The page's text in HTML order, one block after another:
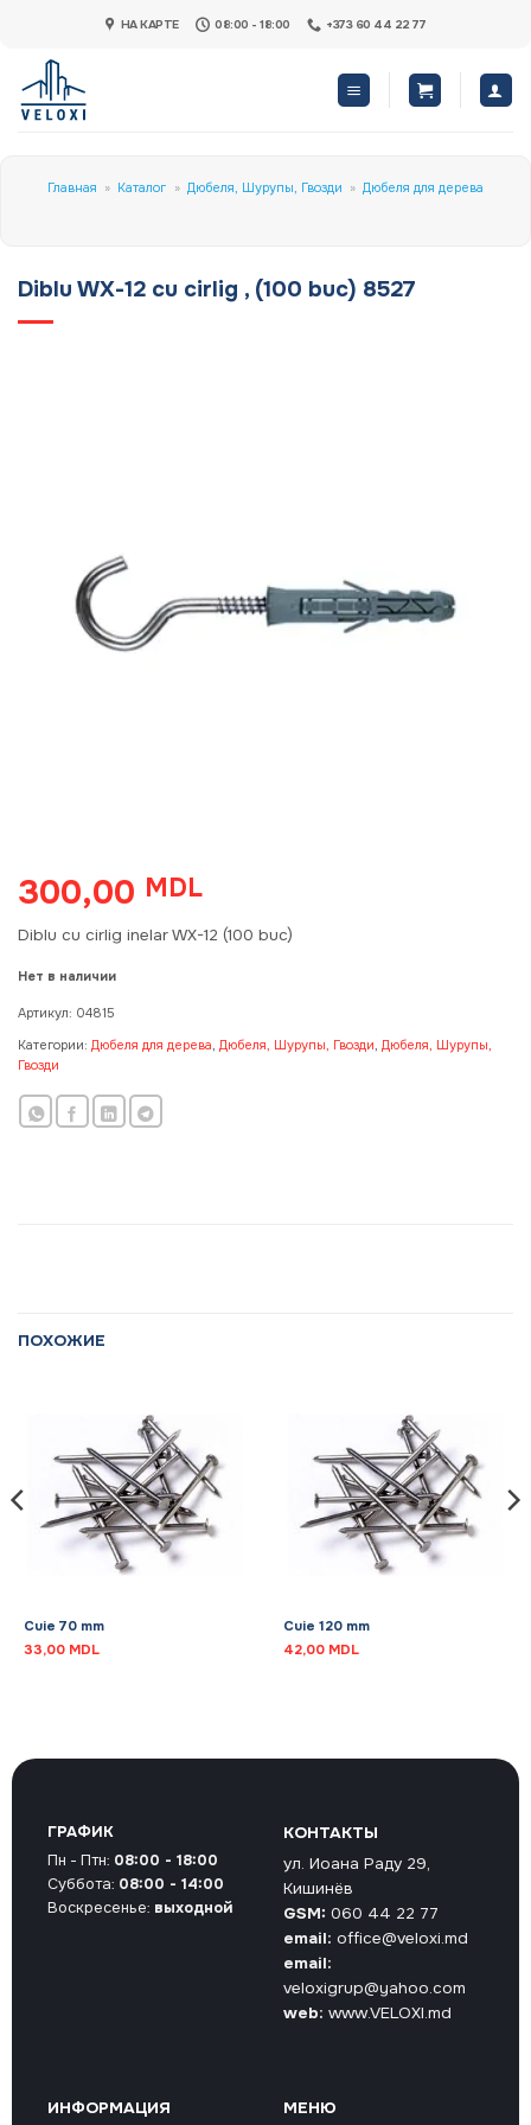
content
НА КАРТЕ 08:00 - 18:00 +373 60 44 22 77
Главная » Каталог » Дюбеля, Шурупы, Гвозди » Дюбеля для дерева
Diblu WX-12 cu cirlig , (100 buc) 8527
300,00 MDL
Diblu cu cirlig inelar WX-12 (100 buc)
Нет в наличии
Артикул: 04815
Категории: Дюбеля для дерева, Дюбеля, Шурупы, Гвозди, Дюбеля, Шурупы,
Гвозди
ПОХОЖИЕ
Cuie 70 mm
33,00 MDL
Cuie 120 mm
42,00 MDL
КОНТАКТЫ
ул. Иоана Раду 29,
Кишинёв
GSM: 060 44 22 77
email: office@veloxi.md
email:
veloxigrup@yahoo.com
web: www.VELOXI.md
ИНФОРМАЦИЯ МЕНЮ
ГРАФИК
Пн - Птн: 08:00 - 18:00
Суббота: 08:00 - 14:00
Воскресенье: выходной